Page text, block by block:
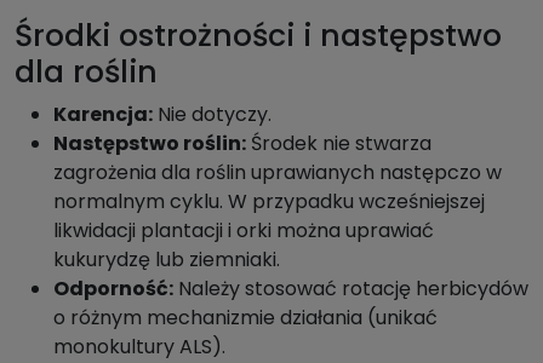
Środki ostrożności i następstwo
dla roślin
Karencja: Nie dotyczy.
Następstwo roślin: Środek nie stwarza
zagrożenia dla roślin uprawianych następczo w
normalnym cyklu. W przypadku wcześniejszej
likwidacji plantacji i orki można uprawiać
kukurydzę lub ziemniaki.
Odporność: Należy stosować rotację herbicydów
o różnym mechanizmie działania (unikać
monokultury ALS).